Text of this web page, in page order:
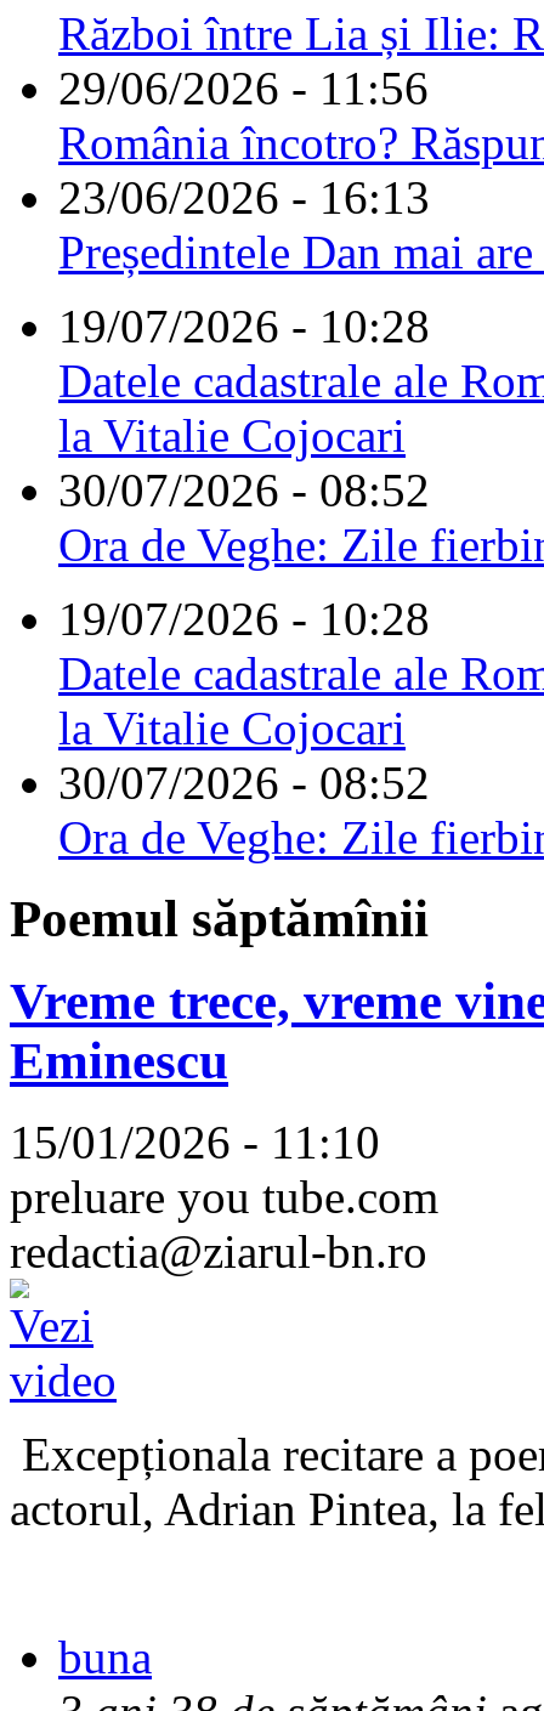
Război între Lia și Ilie:
29/06/2026 - 11:56
România încotro?
23/06/2026 - 16:13
Președintele Dan mai
19/07/2026 - 10:28
Datele cadastrale ale
la Vitalie Cojocari
30/07/2026 - 08:52
Ora de Veghe: Zile
19/07/2026 - 10:28
Datele cadastrale ale
la Vitalie Cojocari
30/07/2026 - 08:52
Ora de Veghe: Zile
Poemul săptămînii
Vreme trece, vreme
Eminescu
15/01/2026 - 11:10
preluare you tube.com
redactia@ziarul-bn.ro
Excepționala recitare a
actorul, Adrian Pintea, la
buna